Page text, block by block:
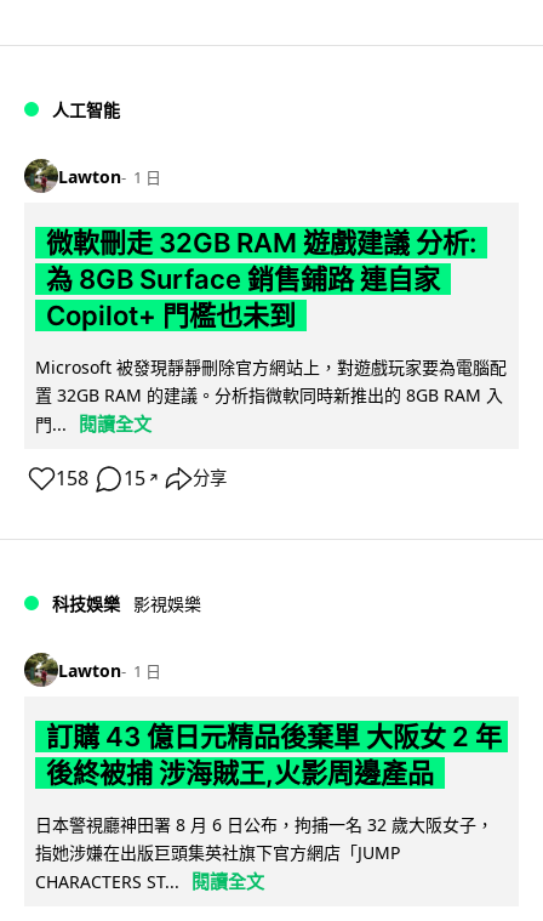
人工智能
Lawton 1 日
微軟刪走 32GB RAM 遊戲建議 分析:
為 8GB Surface 銷售鋪路 連自家
Copilot+ 門檻也未到
Microsoft 被發現靜靜刪除官方網站上，對遊戲玩家要為電腦配
置 32GB RAM 的建議。分析指微軟同時新推出的 8GB RAM 入
門...
閱讀全文
158 15 ↗ 分享
科技娛樂 影視娛樂
Lawton 1 日
訂購 43 億日元精品後棄單 大阪女 2 年
後終被捕 涉海賊王,火影周邊產品
日本警視廳神田署 8 月 6 日公布，拘捕一名 32 歲大阪女子，
指她涉嫌在出版巨頭集英社旗下官方網店「JUMP
CHARACTERS ST...
閱讀全文